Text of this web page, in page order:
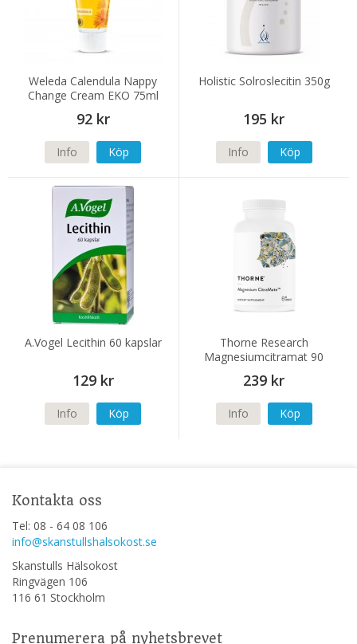
Weleda Calendula Nappy
Change Cream EKO 75ml
92 kr
Info Köp
Holistic Solroslecitin 350g
195 kr
Info Köp
A.Vogel Lecithin 60 kapslar
129 kr
Info Köp
Thorne Research
Magnesiumcitramat 90
kapslar
239 kr
Info Köp
Kontakta oss
Tel: 08 - 64 08 106
info@skanstullshalsokost.se
Skanstulls Hälsokost
Ringvägen 106
116 61 Stockholm
Prenumerera på nyhetsbrevet